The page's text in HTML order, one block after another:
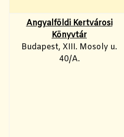
Angyalföldi Kertvárosi
Könyvtár
Budapest, XIII. Mosoly u.
40/A.